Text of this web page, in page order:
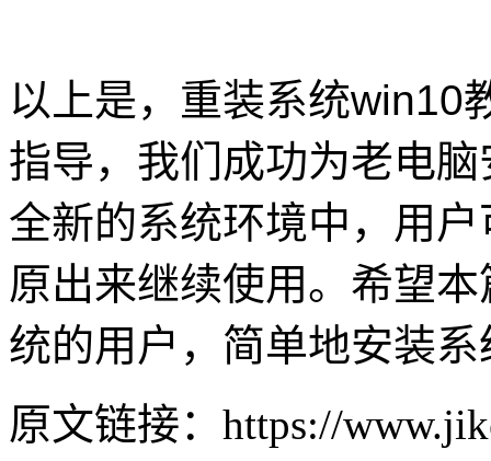
以上是，重装系统win10
指导，我们成功为老电
全新的系统环境中，用
原出来继续使用。希望
统的用户，简单地安装
原文链接：https://